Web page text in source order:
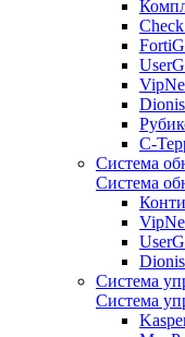
Dionis
С-
Система
Система
Dionis
Система
Система